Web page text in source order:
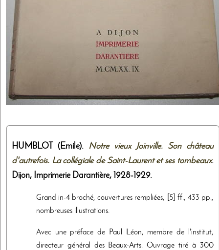
HUMBLOT (Emile). Notre vieux Joinville. Son château
d'autrefois. La collégiale de Saint-Laurent et ses tombeaux.
Dijon, Imprimerie Darantière, 1928-1929.
Grand in-4 broché, couvertures rempliées, [5] ff., 433 pp.,
nombreuses illustrations.
Avec une préface de Paul Léon, membre de l'institut,
directeur général des Beaux-Arts. Ouvrage tiré à 300